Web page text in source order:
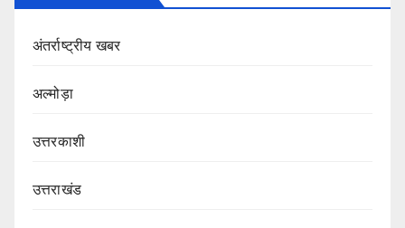
अंतर्राष्ट्रीय खबर
अल्मोड़ा
उत्तरकाशी
उत्तराखंड